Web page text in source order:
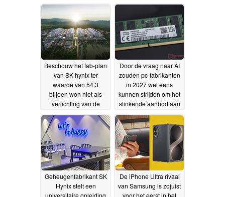
Beschouw het fab-plan
van SK hynix ter
waarde van 54,3
biljoen won niet als
verlichting van de
08-08-2026
Door de vraag naar AI
zouden pc-fabrikanten
in 2027 wel eens
kunnen strijden om het
slinkende aanbod aan
07-08-
2026
Geheugenfabrikant SK
Hynix stelt een
De iPhone Ultra rivaal
van Samsung is zojuist